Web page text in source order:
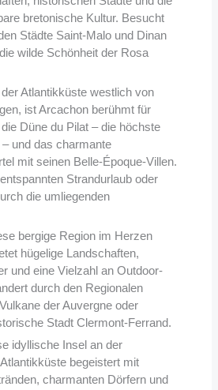
bretonische Kultur. Besucht
Städte Saint-Malo und Dinan
wilde Schönheit der Rosa
Atlantikküste westlich von
ist Arcachon berühmt für
Düne du Pilat – die höchste
und das charmante
mit seinen Belle-Époque-Villen.
Strandurlaub oder
die umliegenden
bergige Region im Herzen
hügelige Landschaften,
und eine Vielzahl an Outdoor-
durch den Regionalen
der Auvergne oder
Stadt Clermont-Ferrand.
idyllische Insel an der
begeistert mit
charmanten Dörfern und